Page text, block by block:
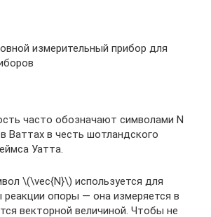
измерительный прибор для
часто обозначают символами N
Ваттах в честь шотландского
Уатта.
\(\vec{N}\) используется для
реакции опоры — она измеряется в
векторной величиной. Чтобы не